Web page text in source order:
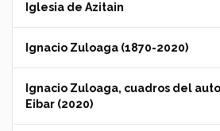
Iglesia de Azitain
Ignacio Zuloaga (1870-2020)
Ignacio Zuloaga, cuadros del
Eibar (2020)